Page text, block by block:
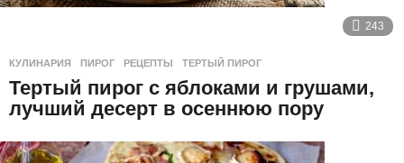
243
КУЛИНАРИЯ ПИРОГ ,РЕЦЕПТЫ ,ТЕРТЫЙ ПИРОГ
Тертый пирог с яблоками и грушами,
лучший десерт в осеннюю пору